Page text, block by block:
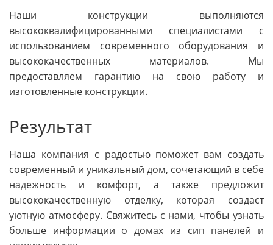
Наши конструкции выполняются
высококвалифицированными специалистами с
использованием современного оборудования и
высококачественных материалов. Мы
предоставляем гарантию на свою работу и
изготовленные конструкции.
Результат
Наша компания с радостью поможет вам создать
современный и уникальный дом, сочетающий в себе
надежность и комфорт, а также предложит
высококачественную отделку, которая создаст
уютную атмосферу. Свяжитесь с нами, чтобы узнать
больше информации о домах из сип панелей и